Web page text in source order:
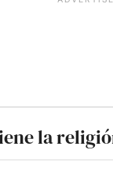
la